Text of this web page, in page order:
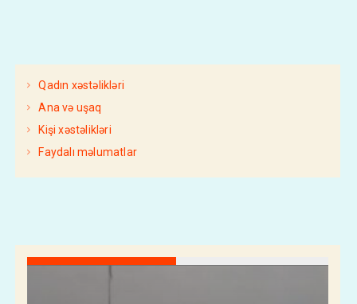
Qadın xəstəlikləri
Ana və uşaq
Kişi xəstəlikləri
Faydalı məlumatlar